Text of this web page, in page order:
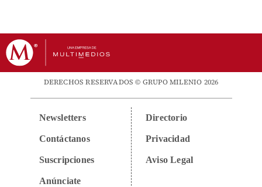
DERECHOS RESERVADOS © GRUPO MILENIO 2026
Newsletters
Contáctanos
Suscripciones
Anúnciate
Directorio
Privacidad
Aviso Legal